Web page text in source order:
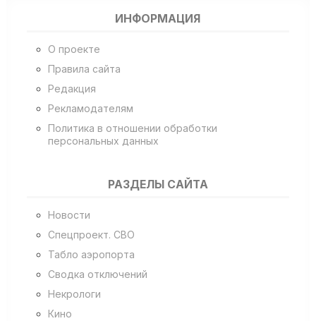
ИНФОРМАЦИЯ
О проекте
Правила сайта
Редакция
Рекламодателям
Политика в отношении обработки
персональных данных
РАЗДЕЛЫ САЙТА
Новости
Спецпроект. СВО
Табло аэропорта
Сводка отключений
Некрологи
Кино